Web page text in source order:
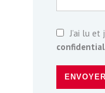
J’ai lu
ENVOYER